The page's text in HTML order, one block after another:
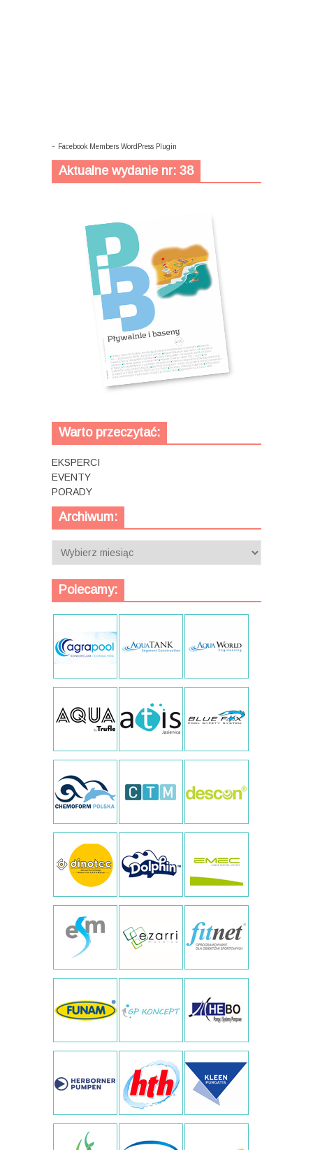
- Facebook Members WordPress Plugin
Aktualne wydanie nr: 38
Warto przeczytać:
EKSPERCI
EVENTY
PORADY
Archiwum:
Archiwum:
Polecamy: